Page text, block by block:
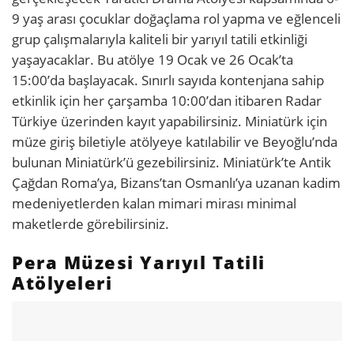
9 yaş arası çocuklar doğaçlama rol yapma ve eğlenceli
grup çalışmalarıyla kaliteli bir yarıyıl tatili etkinliği
yaşayacaklar. Bu atölye 19 Ocak ve 26 Ocak’ta
15:00’da başlayacak. Sınırlı sayıda kontenjana sahip
etkinlik için her çarşamba 10:00’dan itibaren Radar
Türkiye üzerinden kayıt yapabilirsiniz. Miniatürk için
müze giriş biletiyle atölyeye katılabilir ve Beyoğlu’nda
bulunan Miniatürk’ü gezebilirsiniz. Miniatürk’te Antik
Çağdan Roma’ya, Bizans’tan Osmanlı’ya uzanan kadim
medeniyetlerden kalan mimari mirası minimal
maketlerde görebilirsiniz.
Pera Müzesi Yarıyıl Tatili
Atölyeleri